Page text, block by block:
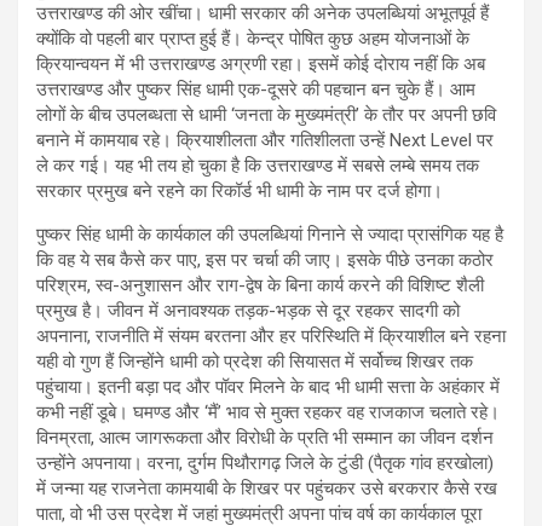
उत्तराखण्ड की ओर खींचा। धामी सरकार की अनेक उपलब्धियां अभूतपूर्व हैं
क्योंकि वो पहली बार प्राप्त हुई हैं। केन्द्र पोषित कुछ अहम योजनाओं के
क्रियान्वयन में भी उत्तराखण्ड अग्रणी रहा। इसमें कोई दोराय नहीं कि अब
उत्तराखण्ड और पुष्कर सिंह धामी एक-दूसरे की पहचान बन चुके हैं। आम
लोगों के बीच उपलब्धता से धामी ‘जनता के मुख्यमंत्री’ के तौर पर अपनी छवि
बनाने में कामयाब रहे। क्रियाशीलता और गतिशीलता उन्हें Next Level पर
ले कर गई। यह भी तय हो चुका है कि उत्तराखण्ड में सबसे लम्बे समय तक
सरकार प्रमुख बने रहने का रिकॉर्ड भी धामी के नाम पर दर्ज होगा।
पुष्कर सिंह धामी के कार्यकाल की उपलब्धियां गिनाने से ज्यादा प्रासंगिक यह है
कि वह ये सब कैसे कर पाए, इस पर चर्चा की जाए। इसके पीछे उनका कठोर
परिश्रम, स्व-अनुशासन और राग-द्वेष के बिना कार्य करने की विशिष्ट शैली
प्रमुख है। जीवन में अनावश्यक तड़क-भड़क से दूर रहकर सादगी को
अपनाना, राजनीति में संयम बरतना और हर परिस्थिति में क्रियाशील बने रहना
यही वो गुण हैं जिन्होंने धामी को प्रदेश की सियासत में सर्वोच्च शिखर तक
पहुंचाया। इतनी बड़ा पद और पॉवर मिलने के बाद भी धामी सत्ता के अहंकार में
कभी नहीं डूबे। घमण्ड और ‘मैं’ भाव से मुक्त रहकर वह राजकाज चलाते रहे।
विनम्रता, आत्म जागरूकता और विरोधी के प्रति भी सम्मान का जीवन दर्शन
उन्होंने अपनाया। वरना, दुर्गम पिथौरागढ़ जिले के टुंडी (पैतृक गांव हरखोला)
में जन्मा यह राजनेता कामयाबी के शिखर पर पहुंचकर उसे बरकरार कैसे रख
पाता, वो भी उस प्रदेश में जहां मुख्यमंत्री अपना पांच वर्ष का कार्यकाल पूरा